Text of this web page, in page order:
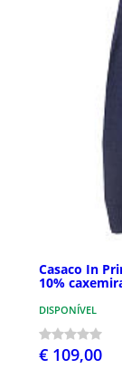
Casaco In
10%
DISPONÍVEL
€ 109,00